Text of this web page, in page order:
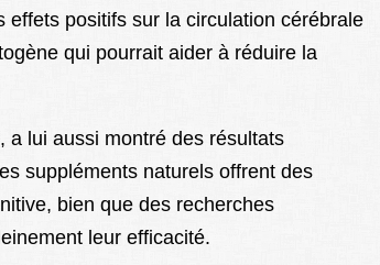
effets positifs sur la circulation cérébrale
qui pourrait aider à réduire la
a lui aussi montré des résultats
suppléments naturels offrent des
bien que des recherches
leur efficacité.